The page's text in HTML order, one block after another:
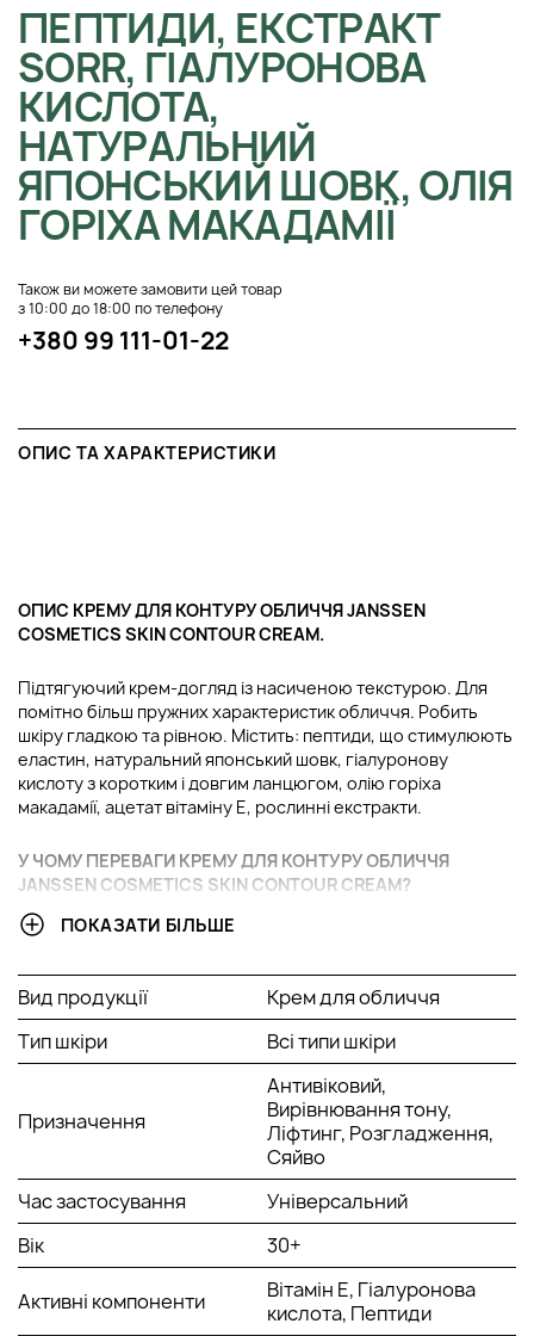
ПЕПТИДИ, ЕКСТРАКТ
SORR, ГІАЛУРОНОВА
КИСЛОТА,
НАТУРАЛЬНИЙ
ЯПОНСЬКИЙ ШОВК, ОЛІЯ
ГОРІХА МАКАДАМІЇ
Також ви можете замовити цей товар
з 10:00 до 18:00 по телефону
+380 99 111-01-22
ОПИС ТА ХАРАКТЕРИСТИКИ
ОПИС КРЕМУ ДЛЯ КОНТУРУ ОБЛИЧЧЯ JANSSEN
COSMETICS SKIN CONTOUR CREAM.
Підтягуючий крем-догляд із насиченою текстурою. Для
помітно більш пружних характеристик обличчя. Робить
шкіру гладкою та рівною. Містить: пептиди, що стимулюють
еластин, натуральний японський шовк, гіалуронову
кислоту з коротким і довгим ланцюгом, олію горіха
макадамії, ацетат вітаміну Е, рослинні екстракти.
У ЧОМУ ПЕРЕВАГИ КРЕМУ ДЛЯ КОНТУРУ ОБЛИЧЧЯ
JANSSEN COSMETICS SKIN CONTOUR CREAM?
Інтенсивна anti-age дія.
Точніші контури.
Гладша шкіра.
Сяючий, рівний тон шкіри.
Насичена текстура.
АКТИВНІ КОМПОНЕНТИ:
Пептиди – стимулюючі еластин; вони стимулюють
синтез еластину у фібробластах, зміцнюють
структуру сполучної тканини та підтягують контури
Рослинний екстракт SORR - високоактивний екстракт
Siegesbeckia orientalis та Rabdosia rubescens; має
антиоксидантну дію, призводить до більш рівного і
ПОКАЗАТИ БІЛЬШЕ
Вид продукції
Крем для обличчя
Тип шкіри
Всі типи шкіри
Призначення
Антивіковий,
Вирівнювання тону,
Ліфтинг, Розгладження,
Сяйво
Час застосування
Універсальний
Вік
30+
Активні компоненти
Вітамін Е, Гіалуронова
кислота, Пептиди